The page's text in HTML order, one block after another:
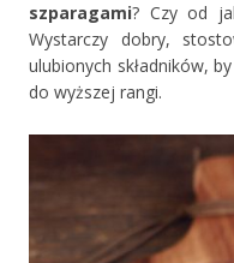
szparagami? Czy od
Wystarczy dobry,
ulubionych składników,
do wyższej rangi.